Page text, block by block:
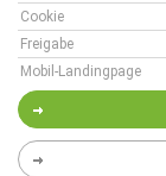
Cookie
Freigabe
Mobil-Landingpage